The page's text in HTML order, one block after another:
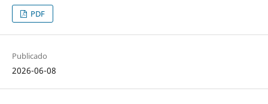
PDF
Publicado
2026-06-08